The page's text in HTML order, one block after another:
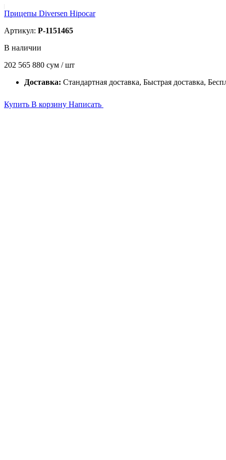
Прицепы Diversen Hipocar
Артикул: P-1151465
В наличии
202 565 880 сум / шт
Доставка: Стандартная доставка, Быстрая доставка,
Купить В корзину Написать